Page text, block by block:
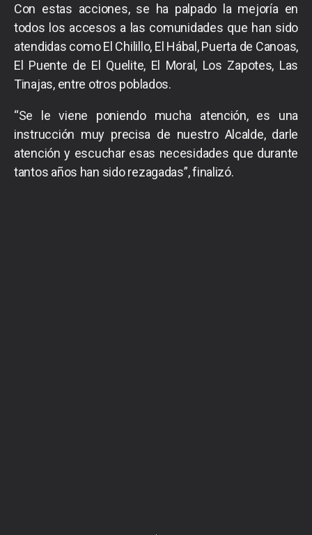
Con estas acciones, se ha palpado la mejoría en
todos los accesos a las comunidades que han sido
atendidas como El Chilillo, El Hábal, Puerta de Canoas,
El Puente de El Quelite, El Moral, Los Zapotes, Las
Tinajas, entre otros poblados.
“Se le viene poniendo mucha atención, es una
instrucción muy precisa de nuestro Alcalde, darle
atención y escuchar esas necesidades que durante
tantos años han sido rezagadas”, finalizó.